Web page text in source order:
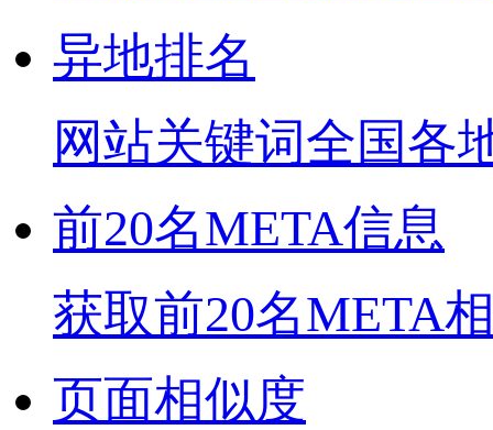
异地排名
网站关键词全国各
前20名META信息
获取前20名META
页面相似度